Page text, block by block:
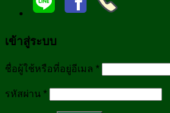
เข้าสู่ระบบ
ชื่อผู้ใช้หรือที่อยู่อีเมล *
รหัสผ่าน *